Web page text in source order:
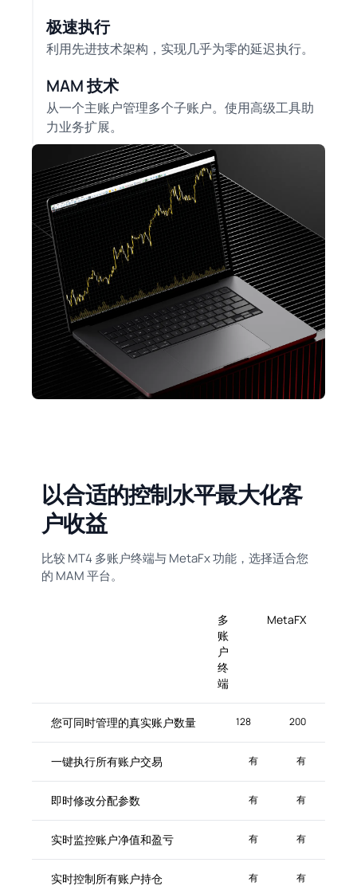
极速执行
利用先进技术架构，实现几乎为零的延迟执行。
MAM 技术
从一个主账户管理多个子账户。使用高级工具助
力业务扩展。
以合适的控制水平最大化客
户收益
比较 MT4 多账户终端与 MetaFx 功能，选择适合您
的 MAM 平台。
多
账
户
终
端
MetaFX
您可同时管理的真实账户数量 128 200
一键执行所有账户交易 有 有
即时修改分配参数 有 有
实时监控账户净值和盈亏 有 有
实时控制所有账户持仓 有 有